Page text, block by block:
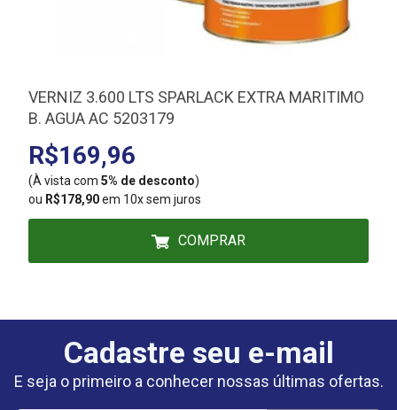
VERNIZ 3.600 LTS SPARLACK EXTRA MARITIMO
B. AGUA AC 5203179
R$169,96
(À vista com 5% de desconto)
ou R$178,90em 10x sem juros
COMPRAR
Cadastre seu e-mail
E seja o primeiro a conhecer nossas últimas ofertas.